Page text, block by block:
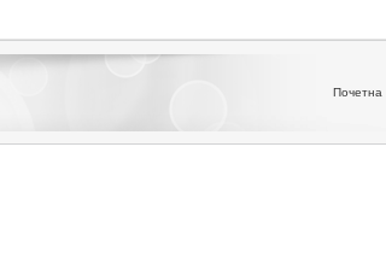
Почетна